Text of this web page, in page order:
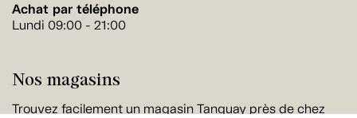
Achat par téléphone
Lundi 09:00 - 21:00
Nos magasins
Trouvez facilement un magasin Tanguay près de chez